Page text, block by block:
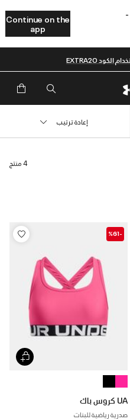
Continue on the
app
4 منتج
إعادة ترتيب
-%61
UA كروس باك
صدرية رياضية للبنات